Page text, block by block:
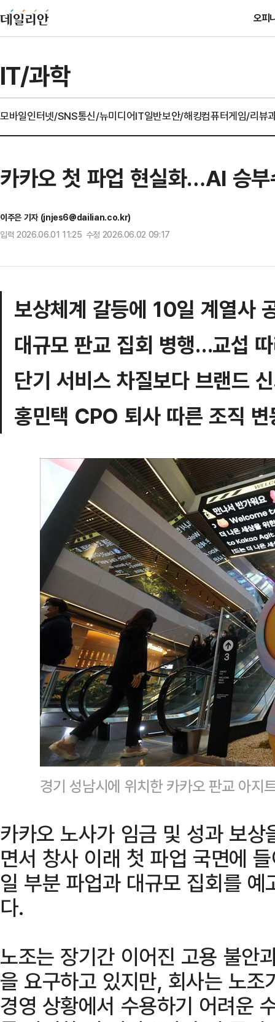
오피
IT/과학
모바일인터넷/SNS통신/뉴미디어IT일반보안/해킹컴퓨터게임/리뷰
카카오 첫 파업 현실화…AI 승
이주은 기자 (jnjes6@dailian.co.kr)
입력 2026.06.01 11:25 수정 2026.06.02 09:17
보상체계 갈등에 10일 계열사
대규모 판교 집회 병행…교섭
단기 서비스 차질보다 브랜드
홍민택 CPO 퇴사 따른 조직
경기 성남시에 위치한 카카오 판교 아
카카오 노사가 임금 및 성과 보
면서 창사 이래 첫 파업 국면에
일 부분 파업과 대규모 집회를
다.
노조는 장기간 이어진 고용 불안
을 요구하고 있지만, 회사는 노
경영 상황에서 수용하기 어려운